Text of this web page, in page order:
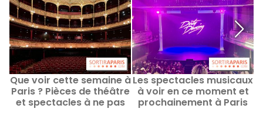
Que voir cette semaine à
Paris ? Pièces de théâtre
et spectacles à ne pas
Les spectacles musicaux
à voir en ce moment et
prochainement à Paris